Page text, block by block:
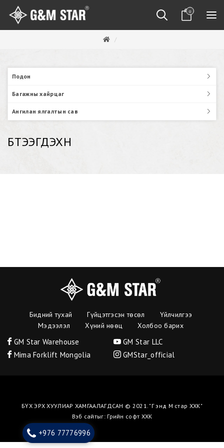
0
Подон
Багажны хайрцаг
Ангилан ялгалтын сав
БҮТЭЭГДЭХҮҮН
Бидний тухай Гүйцэтгэсэн төсөл
Үйлчилгээ
Мэдээлэл
Хүний нөөц Холбоо барих
GM Star Warehouse
GM Star LLC
Mima Forklift Mongolia
GMStar_official
БҮХ ЭРХ ХУУЛИАР ХАМГААЛАГДСАН © 2021. "Г энд М стар ХХК"
Вэб сайтыг: Грийн софт ХХК
Дуудлагын төв
+976 77776996